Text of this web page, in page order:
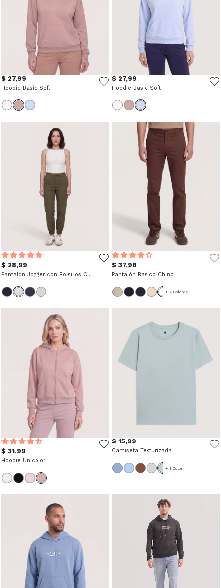
$ 27,99
Hoodie Basic Soft
$ 27,99
Hoodie Basic Soft
$ 28,99
Pantalón Jogger con Bolsillos Cargo
$ 37,98
Pantalón Basico Chino
+ 7 Colores
$ 31,99
Hoodie Unicolor
$ 15,99
Camiseta Texturizada
+ 1 Color